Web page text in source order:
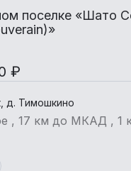
поселке «Шато
₽
д. Тимошкино
, 17 км до МКАД , 1